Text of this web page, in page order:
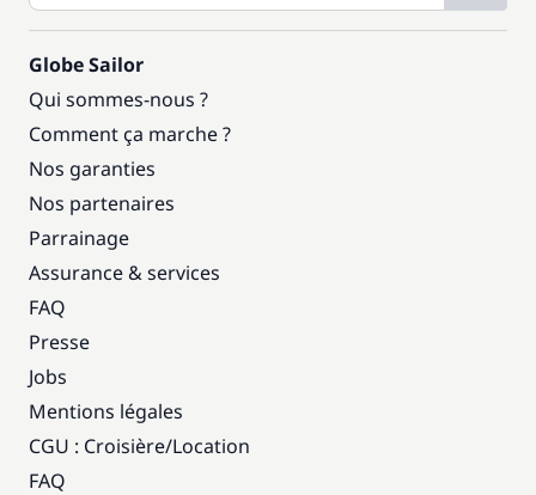
Globe Sailor
Qui sommes-nous ?
Comment ça marche ?
Nos garanties
Nos partenaires
Parrainage
Assurance & services
FAQ
Presse
Jobs
Mentions légales
CGU : Croisière/Location
FAQ